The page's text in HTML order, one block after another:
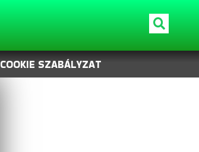
COOKIE SZABÁLYZAT